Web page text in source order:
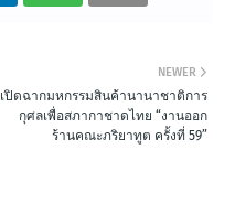
NEWER
เปิดฉากมหกรรมสินค้านานาชาติการ
กุศลเพื่อสภากาชาดไทย “งานออก
ร้านคณะภริยาทูต ครั้งที่ 59”